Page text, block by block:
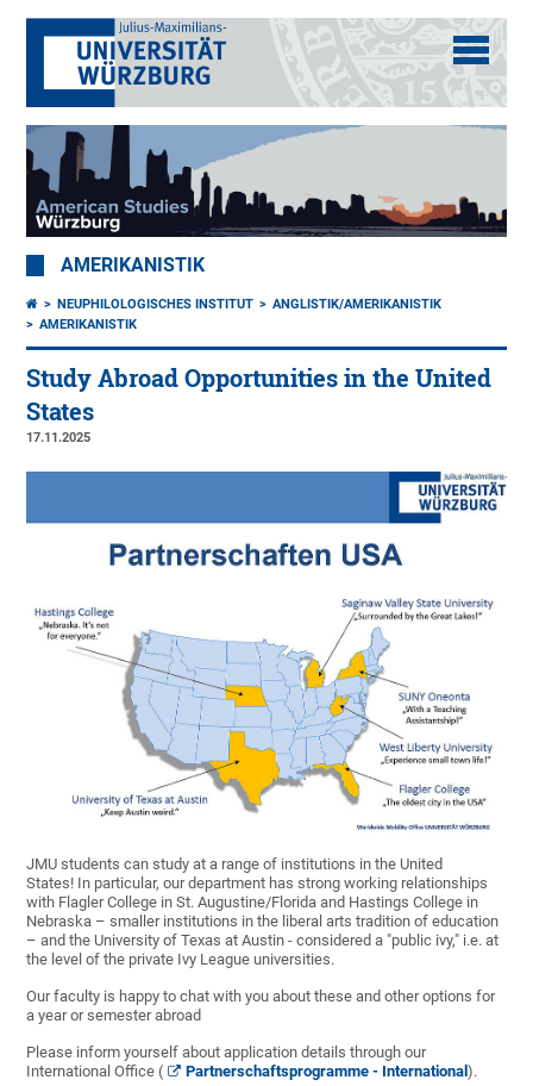
AMERIKANISTIK
NEUPHILOLOGISCHES INSTITUT
ANGLISTIK/AMERIKANISTIK
AMERIKANISTIK
Study Abroad Opportunities in the United
States
17.11.2025
JMU students can study at a range of institutions in the United
States! In particular, our department has strong working relationships
with Flagler College in St. Augustine/Florida and Hastings College in
Nebraska – smaller institutions in the liberal arts tradition of education
– and the University of Texas at Austin - considered a "public ivy," i.e. at
the level of the private Ivy League universities.
Our faculty is happy to chat with you about these and other options for
a year or semester abroad
Please inform yourself about application details through our
International Office (
Partnerschaftsprogramme - International).